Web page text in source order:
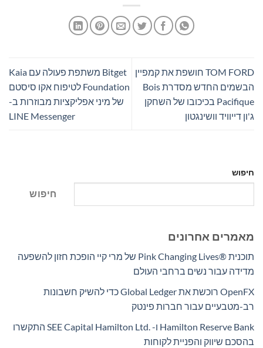
TOM FORD חושפת את קמפיין
הבשמים החדש מסדרת Bois
Pacifique בכיכובו של השחקן
ג'ון דייוויד וושינגטון
Bitget משתפת פעולה עם Kaia
Foundation לטיפוח אקו סיסטם
של מיני אפליקציות מבוזרות ב-
LINE Messenger
חיפוש
חיפוש
מאמרים אחרונים
תוכנית Pink Changing Lives®‎ של מרי קיי הופכת חזון להשפעה
מדידה עבור נשים ברחבי העולם
OpenFX רוכשת את Global Ledger כדי להשיק חשבונות
רב-מטבעיים עבור חברות פינטק
Hamilton Reserve Bank ו- SEE Capital Hamilton Ltd.‎ התקשרו
בהסכם שיווק והפניית לקוחות